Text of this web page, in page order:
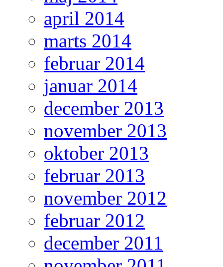
april 2014
marts 2014
februar 2014
januar 2014
december 2013
november 2013
oktober 2013
februar 2013
november 2012
februar 2012
december 2011